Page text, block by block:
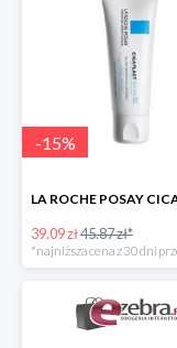
-15%
39.09 zł45.87 zł*